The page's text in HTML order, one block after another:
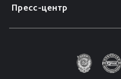
Пресс-центр